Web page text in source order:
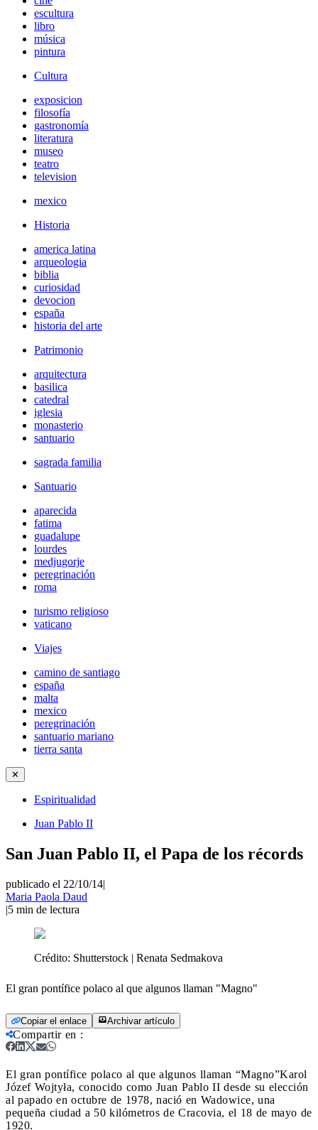
escultura
libro
música
pintura
Cultura
exposicion
filosofía
gastronomía
literatura
museo
teatro
television
mexico
Historia
america latina
arqueologia
biblia
curiosidad
devocion
españa
historia del arte
Patrimonio
arquitectura
basilica
catedral
iglesia
monasterio
santuario
sagrada familia
Santuario
aparecida
fatima
guadalupe
lourdes
medjugorje
peregrinación
roma
turismo religioso
vaticano
Viajes
camino de santiago
españa
malta
mexico
peregrinación
santuario mariano
tierra santa
✕
Espiritualidad
Juan Pablo II
San Juan Pablo II, el Papa de los récords
publicado el 22/10/14|
Maria Paola Daud
|5 min de lectura
Crédito: Shutterstock | Renata Sedmakova
El gran pontífice polaco al que algunos llaman "Magno"
Copiar el enlace Archivar artículo
Compartir en :
El gran pontífice polaco al que algunos llaman “Magno”Karol
Józef Wojtyła, conocido como Juan Pablo II desde su elección
al papado en octubre de 1978, nació en Wadowice, una
pequeña ciudad a 50 kilómetros de Cracovia, el 18 de mayo de
1920.